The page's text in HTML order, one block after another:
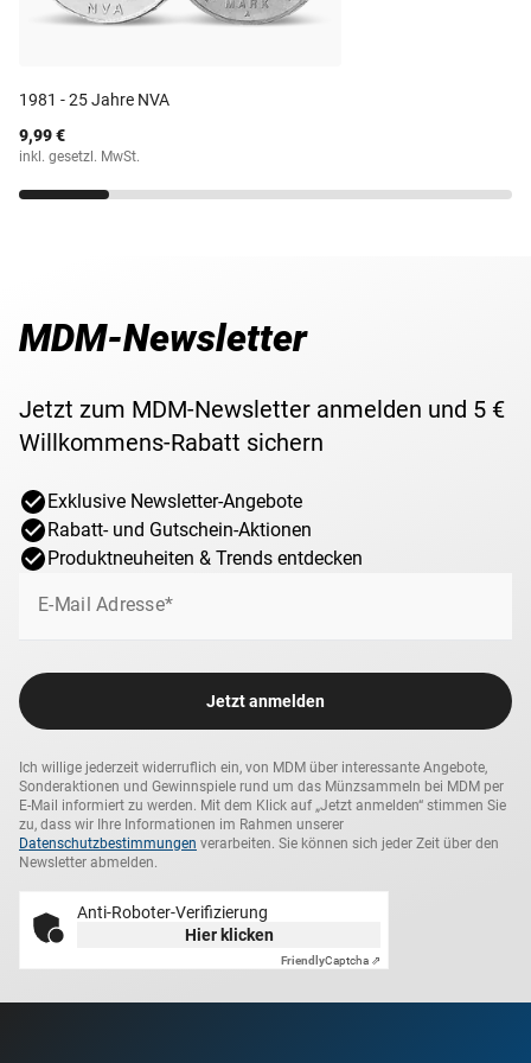
des Spartakusbundes und wurde mit ihr 1919 in Berlin
Material Silber (625/1000)
Prägestätte
Prägequalität /
Erhaltung
Gewicht 20,90 g
Lieferzeit 3-4 Wochen
1981 - 25 Jahre NVA
9,99 €
inkl. gesetzl. MwSt.
MDM-Newsletter
Jetzt zum MDM-Newsletter anmelden und 5 €
Willkommens-Rabatt sichern
Exklusive Newsletter-Angebote
Rabatt- und Gutschein-Aktionen
Produktneuheiten & Trends entdecken
E-Mail Adresse*
Jetzt anmelden
Ich willige jederzeit widerruflich ein, von MDM über interessante Angebote,
Sonderaktionen und Gewinnspiele rund um das Münzsammeln bei MDM per
E-Mail informiert zu werden. Mit dem Klick auf „Jetzt anmelden“ stimmen Sie
zu, dass wir Ihre Informationen im Rahmen unserer
Datenschutzbestimmungen verarbeiten. Sie können sich jeder Zeit über den
Newsletter abmelden.
Anti-Roboter-Verifizierung
Hier klicken
FriendlyCaptcha ⇗